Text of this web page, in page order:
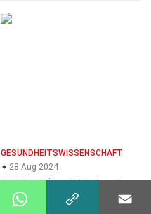
GESUNDHEITSWISSENSCHAFT
28 Aug 2024
35 Fakten Über Whiteheads